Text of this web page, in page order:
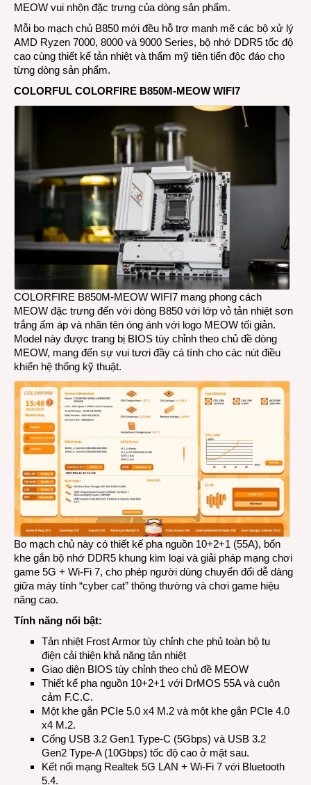
MEOW vui nhộn đặc trưng của dòng sản phẩm.
Mỗi bo mạch chủ B850 mới đều hỗ trợ mạnh mẽ các bộ xử lý
AMD Ryzen 7000, 8000 và 9000 Series, bộ nhớ DDR5 tốc độ
cao cùng thiết kế tản nhiệt và thẩm mỹ tiên tiến độc đáo cho
từng dòng sản phẩm.
COLORFUL COLORFIRE B850M-MEOW WIFI7
COLORFIRE B850M-MEOW WIFI7 mang phong cách
MEOW đặc trưng đến với dòng B850 với lớp vỏ tản nhiệt sơn
trắng ấm áp và nhãn tên óng ánh với logo MEOW tối giản.
Model này được trang bị BIOS tùy chỉnh theo chủ đề dòng
MEOW, mang đến sự vui tươi đầy cá tính cho các nút điều
khiển hệ thống kỹ thuật.
Bo mạch chủ này có thiết kế pha nguồn 10+2+1 (55A), bốn
khe gắn bộ nhớ DDR5 khung kim loại và giải pháp mạng chơi
game 5G + Wi-Fi 7, cho phép người dùng chuyển đổi dễ dàng
giữa máy tính “cyber cat” thông thường và chơi game hiệu
năng cao.
Tính năng nổi bật:
Tản nhiệt Frost Armor tùy chỉnh che phủ toàn bộ tụ
điện cải thiện khả năng tản nhiệt
Giao diện BIOS tùy chỉnh theo chủ đề MEOW
Thiết kế pha nguồn 10+2+1 với DrMOS 55A và cuộn
cảm F.C.C.
Một khe gắn PCIe 5.0 x4 M.2 và một khe gắn PCIe 4.0
x4 M.2.
Cổng USB 3.2 Gen1 Type-C (5Gbps) và USB 3.2
Gen2 Type-A (10Gbps) tốc độ cao ở mặt sau.
Kết nối mạng Realtek 5G LAN + Wi-Fi 7 với Bluetooth
5.4.